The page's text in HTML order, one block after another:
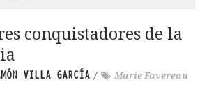
conquistadores de la
VILLA GARCÍA / Marie Favereau